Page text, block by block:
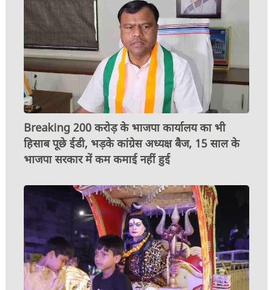
Breaking 200 करोड़ के भाजपा कार्यालय का भी
हिसाब पूछे ईडी, भड़के कांग्रेस अध्यक्ष बैज, 15 साल के
भाजपा सरकार में कम कमाई नहीं हुई